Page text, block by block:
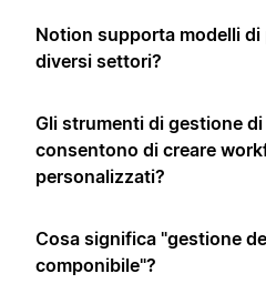
Notion supporta modelli
diversi settori?
Gli strumenti di gestione
consentono di creare
personalizzati?
Cosa significa "gestione
componibile"?